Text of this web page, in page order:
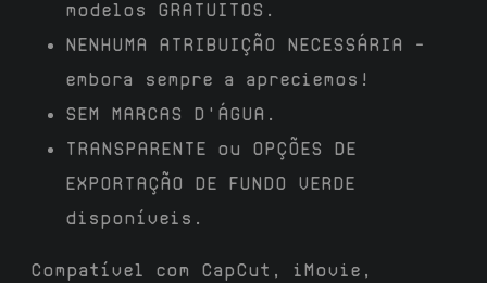
modelos GRATUITOS.
NENHUMA ATRIBUIÇÃO NECESSÁRIA
–
embora sempre a apreciemos!
SEM MARCAS D'ÁGUA .
TRANSPARENTE ou OPÇÕES DE
EXPORTAÇÃO DE FUNDO VERDE
disponíveis.
Compatível com CapCut, iMovie,